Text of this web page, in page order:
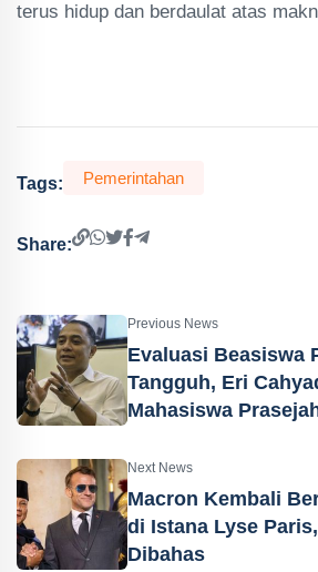
terus hidup dan berdaulat atas
Tags: Pemerintahan
Share:
Previous News
Evaluasi Beasiswa
Tangguh, Eri
Mahasiswa
Next News
Macron Kembali
di Istana Lyse
Dibahas